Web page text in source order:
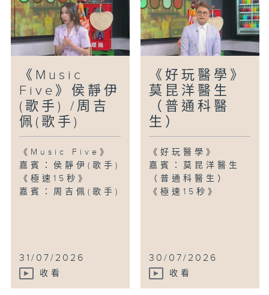
《Music
Five》侯靜伊
(歌手) /周吉
佩(歌手)
《Music Five》
嘉賓：侯靜伊(歌手)
《極速15秒》
嘉賓：周吉佩(歌手)
31/07/2026
收看
《好玩醫學》
莫昆洋醫生
（普通科醫
生）
《好玩醫學》
嘉賓：莫昆洋醫生
（普通科醫生）
《極速15秒》
30/07/2026
收看